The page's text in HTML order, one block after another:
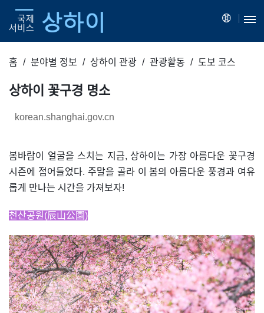
홈 분야별 정보 상하이 관광 관광활동 도보 코스
상하이 꽃구경 명소
korean.shanghai.gov.cn
봄바람이 얼굴을 스치는 지금, 상하이는 가장 아름다운 꽃구경
시즌에 접어들었다. 주말을 골라 이 봄의 아름다운 풍경과 여유
롭게 만나는 시간을 가져보자!
천산공원(辰山公園)